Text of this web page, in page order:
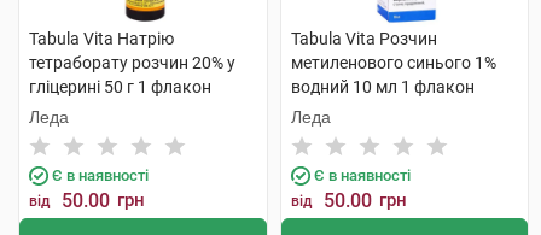
Tabula Vita Натрію
тетраборату розчин 20% у
гліцерині 50 г 1 флакон
Леда
Є в наявності
від 50.00 грн
Tabula Vita Розчин
метиленового синього 1%
водний 10 мл 1 флакон
Леда
Є в наявності
від 50.00 грн